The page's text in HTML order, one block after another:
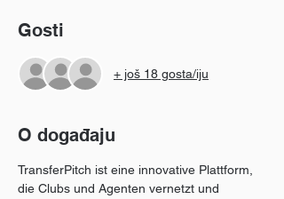
Gosti
+ još 18 gosta/iju
O događaju
TransferPitch ist eine innovative Plattform,
die Clubs und Agenten vernetzt und